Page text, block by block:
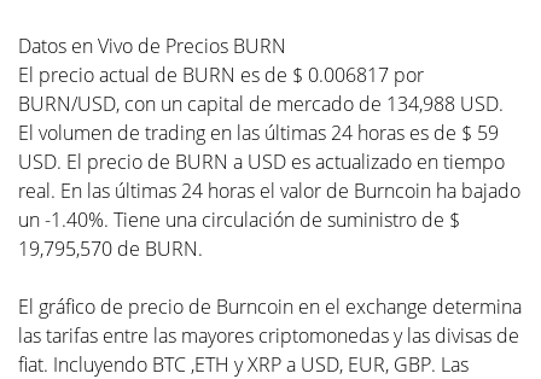
Datos en Vivo de Precios BURN
El precio actual de BURN es de $ 0.006817 por
BURN/USD, con un capital de mercado de 134,988 USD.
El volumen de trading en las últimas 24 horas es de $ 59
USD. El precio de BURN a USD es actualizado en tiempo
real. En las últimas 24 horas el valor de Burncoin ha bajado
un -1.40%. Tiene una circulación de suministro de $
19,795,570 de BURN.
El gráfico de precio de Burncoin en el exchange determina
las tarifas entre las mayores criptomonedas y las divisas de
fiat. Incluyendo BTC ,ETH y XRP a USD, EUR, GBP. Las